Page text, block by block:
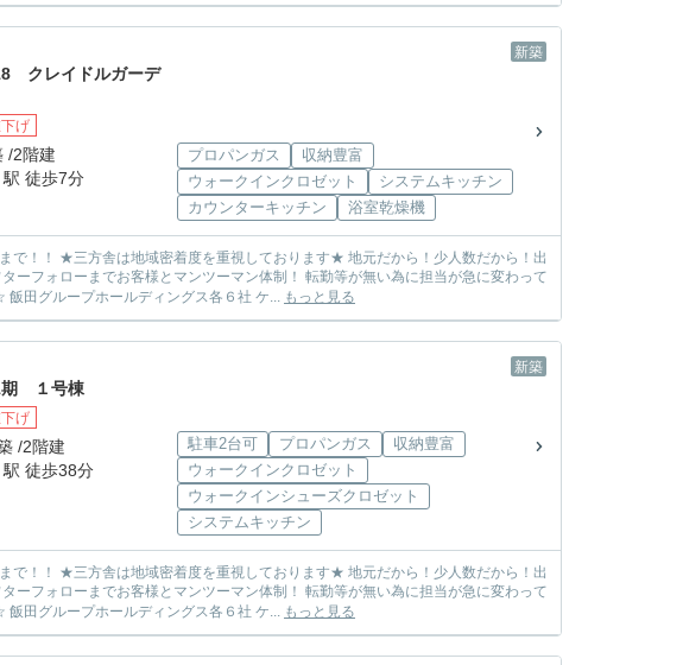
新築
クレイドルガーデ
げ
/2階建
駅 徒歩7分
プロパンガス
収納豊富
ウォークインクロゼット
システムキッチン
カウンターキッチン
浴室乾燥機
数だから！出
しまう心配も無し! ☆各メーカー様の物件を取り扱っております☆ 飯田グループホールディングス各６社 ケ... もっと見る
新築
期 １号棟
げ
/2階建
駅 徒歩38分
駐車2台可 プロパンガス
収納豊富
ウォークインクロゼット
ウォークインシューズクロゼット
システムキッチン
数だから！出
しまう心配も無し! ☆各メーカー様の物件を取り扱っております☆ 飯田グループホールディングス各６社 ケ... もっと見る